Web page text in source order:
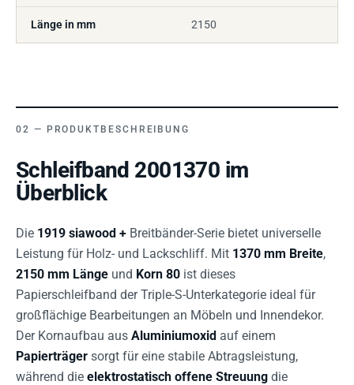
Länge in mm 2150
PRODUKTBESCHREIBUNG
Schleifband 2001370 im
Überblick
Die 1919 siawood + Breitbänder-Serie bietet universelle
Leistung für Holz- und Lackschliff. Mit 1370 mm Breite,
2150 mm Länge und Korn 80 ist dieses
Papierschleifband der Triple-S-Unterkategorie ideal für
großflächige Bearbeitungen an Möbeln und Innendekor.
Der Kornaufbau aus Aluminiumoxid auf einem
Papierträger sorgt für eine stabile Abtragsleistung,
während die elektrostatisch offene Streuung die